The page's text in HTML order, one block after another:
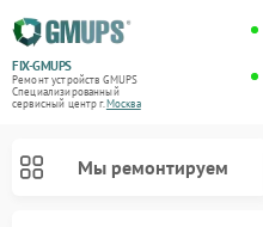
FIX-GMUPS
Ремонт устройств GMUPS
Специализированный
cервисный центр г.Москва
Мы ремонтируем